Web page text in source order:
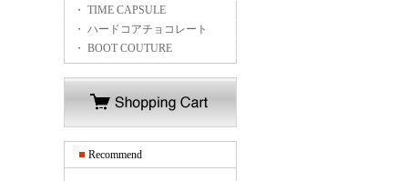
・ TIME CAPSULE
・ ハードコアチョコレート
・ BOOT COUTURE
Recommend